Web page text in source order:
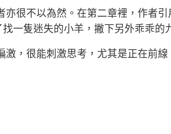
很不以為然。在第二章裡，作者引
一隻迷失的小羊，撇下另外乖乖的
，很能刺激思考，尤其是正在前線